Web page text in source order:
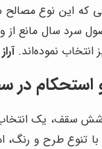
این نوع مصالح
سرد سال مانع از
انتخاب نموده‌اند.
و استحکام
سقف، یک
با تنوع طرح و